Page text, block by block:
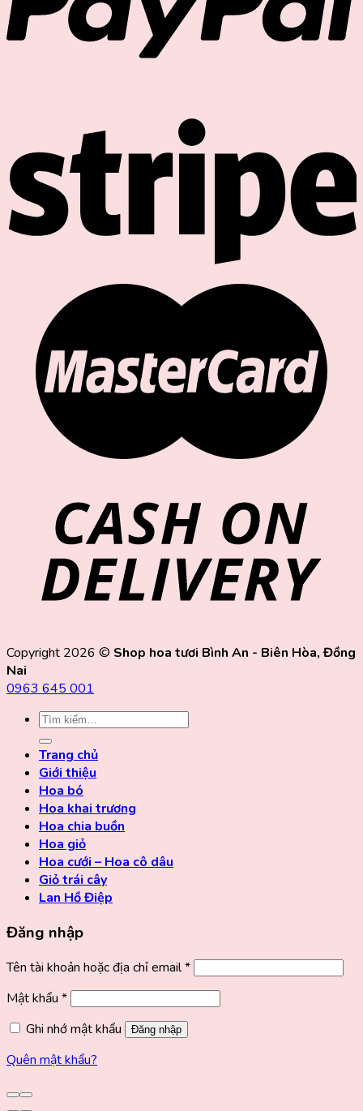
Copyright 2026 © Shop hoa tươi Bình An - Biên Hòa, Đồng
Nai
0963 645 001
Tìm
kiếm:
Trang chủ
Giới thiệu
Hoa bó
Hoa khai trương
Hoa chia buồn
Hoa giỏ
Hoa cưới – Hoa cô dâu
Giỏ trái cây
Lan Hồ Điệp
Đăng nhập
Tên tài khoản hoặc địa chỉ email*
Mật khẩu *
Ghi nhớ mật khẩu
Đăng nhập
Quên mật khẩu?